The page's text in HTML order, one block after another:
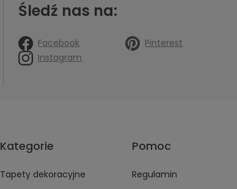
Śledź nas na:
Facebook
Pinterest
Instagram
Kategorie
Tapety dekoracyjne
Pomoc
Regulamin